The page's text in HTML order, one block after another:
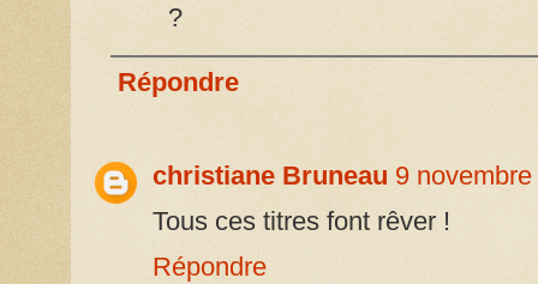
?
Répondre
christiane Bruneau 9
Tous ces titres font rêver !
Répondre